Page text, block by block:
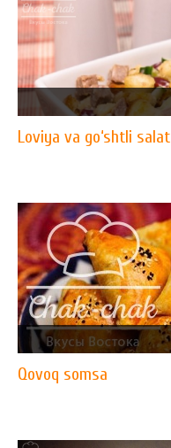
Loviya va go‘shtli salat
Qovoq somsa